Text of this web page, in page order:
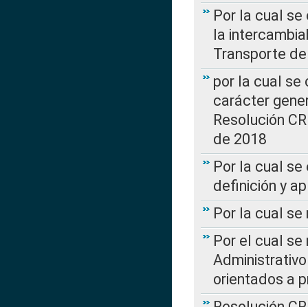
Por la cual
la
Transporte
por la cual se
carácter
Resolución
de 2018
Por la cual
definición y
Por la cual
Por el cual
orientados a